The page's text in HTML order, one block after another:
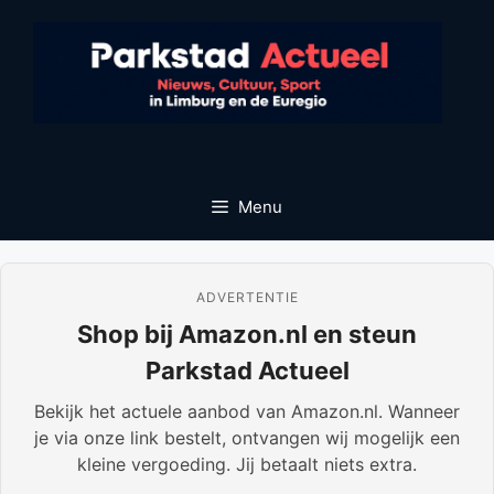
Menu
ADVERTENTIE
Shop bij Amazon.nl en steun
Parkstad Actueel
Bekijk het actuele aanbod van Amazon.nl. Wanneer
je via onze link bestelt, ontvangen wij mogelijk een
kleine vergoeding. Jij betaalt niets extra.